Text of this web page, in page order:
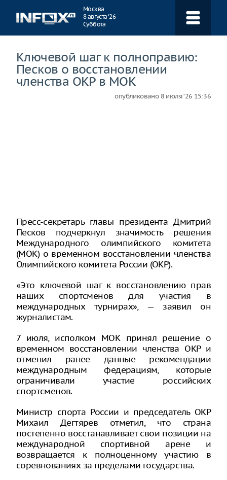
Москва
8 августа ‘26
Суббота
Ключевой шаг к полноправию:
Песков о восстановлении
членства ОКР в МОК
опубликовано 8 июля ‘26 15:36
Пресс-секретарь главы президента Дмитрий
Песков подчеркнул значимость решения
Международного олимпийского комитета
(МОК) о временном восстановлении членства
Олимпийского комитета России (ОКР).
«Это ключевой шаг к восстановлению прав
наших спортсменов для участия в
международных турнирах», — заявил он
журналистам.
7 июля, исполком МОК принял решение о
временном восстановлении членства ОКР и
отменил ранее данные рекомендации
международным федерациям, которые
ограничивали участие российских
спортсменов.
Министр спорта России и председатель ОКР
Михаил Дегтярев отметил, что страна
постепенно восстанавливает свои позиции на
международной спортивной арене и
возвращается к полноценному участию в
соревнованиях за пределами государства.